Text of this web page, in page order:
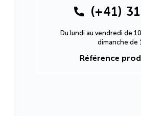
(+41)
Du lundi au vendredi de
dimanche de
Référence